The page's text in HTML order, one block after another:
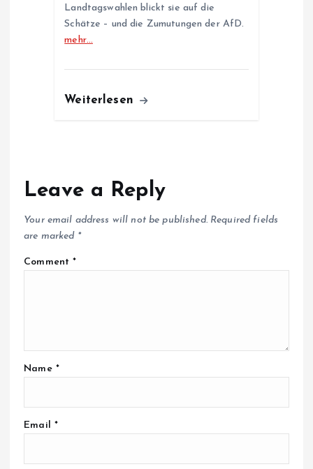
Landtagswahlen blickt sie auf die
Schätze – und die Zumutungen der AfD.
mehr…
Weiterlesen
Leave a Reply
Your email address will not be published. Required fields
are marked *
Comment*
Name *
Email *